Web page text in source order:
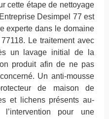
cette étape de nettoyage
Desimpel 77 est
experte dans le domaine
Le traitement avec
un lavage initial de la
produit afin de ne pas
Un anti-mousse
de maison de
et lichens présents au-
pour une